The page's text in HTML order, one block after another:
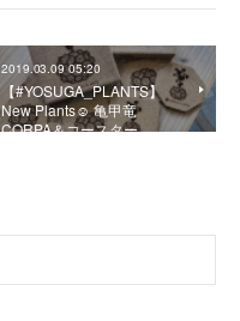
2019.03.09 05:20
【#YOSUGA_PLANTS】
New Plants☺︎ 亀甲竜
CORPA＆コースター